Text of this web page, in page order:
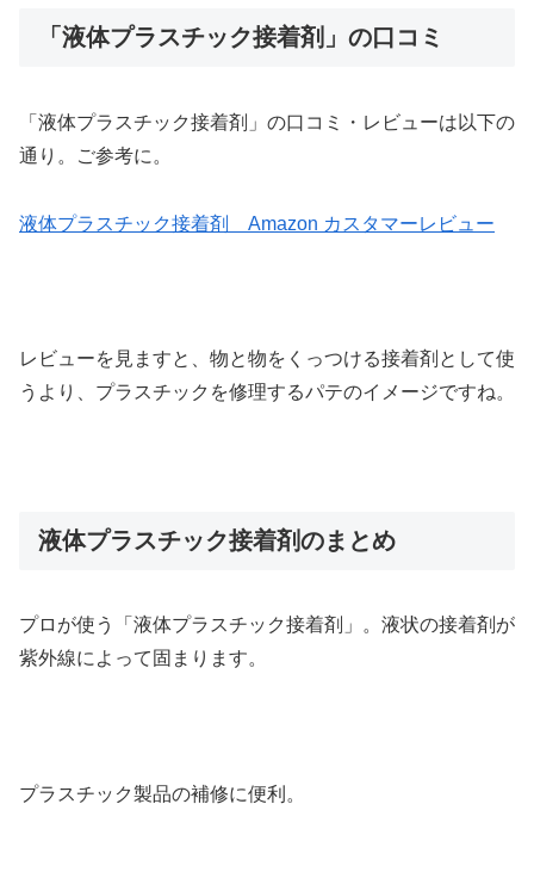
「液体プラスチック接着剤」の口コミ
「液体プラスチック接着剤」の口コミ・レビューは以下の
通り。ご参考に。
液体プラスチック接着剤 Amazon カスタマーレビュー
レビューを見ますと、物と物をくっつける接着剤として使
うより、プラスチックを修理するパテのイメージですね。
液体プラスチック接着剤のまとめ
プロが使う「液体プラスチック接着剤」。液状の接着剤が
紫外線によって固まります。
プラスチック製品の補修に便利。